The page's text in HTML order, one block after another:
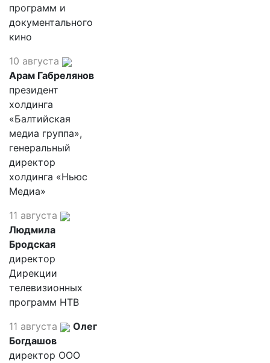
программ и
документального
кино
10 августа
Арам Габрелянов
президент
холдинга
«Балтийская
медиа группа»,
генеральный
директор
холдинга «Ньюс
Медиа»
11 августа
Людмила
Бродская
директор
Дирекции
телевизионных
программ НТВ
11 августа
Олег
Богдашов
директор ООО